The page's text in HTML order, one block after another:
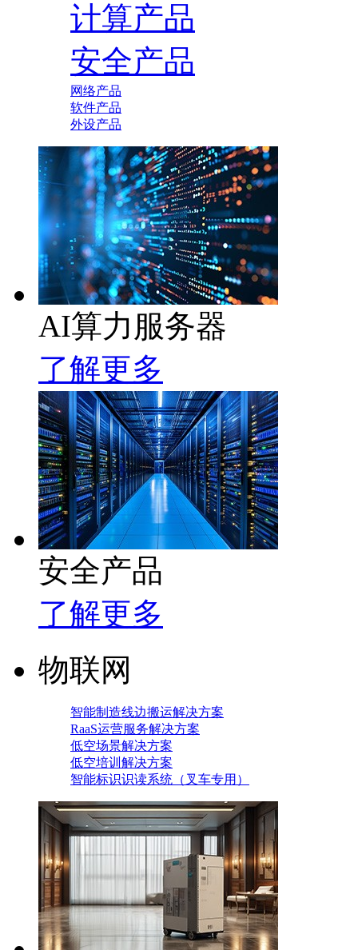
计算产品
安全产品
网络产品
软件产品
外设产品
AI算力服务器
了解更多
安全产品
了解更多
物联网
智能制造线边搬运解决方案
RaaS运营服务解决方案
低空场景解决方案
低空培训解决方案
智能标识识读系统（叉车专用）